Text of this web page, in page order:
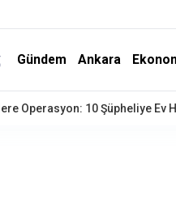
Gündem Ankara
Fuhuş Operasyonu: 14 Şüpheli